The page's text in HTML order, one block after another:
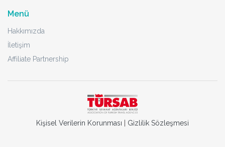
Menü
Hakkımızda
İletişim
Affiliate Partnership
Kişisel Verilerin Korunması Gizlilik Sözleşmesi